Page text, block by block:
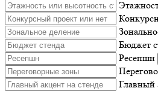
Бюджет
Ресепшн
Главный